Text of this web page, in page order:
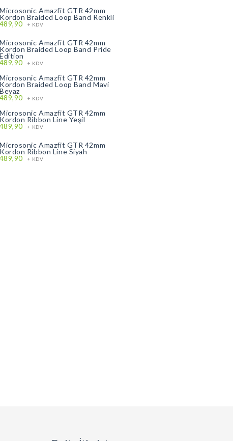
Microsonic Amazfit GTR 42mm
Kordon Braided Loop Band Renkli
489,90 + KDV
Microsonic Amazfit GTR 42mm
Kordon Braided Loop Band Pride
Edition
489,90 + KDV
Microsonic Amazfit GTR 42mm
Kordon Braided Loop Band Mavi
Beyaz
489,90 + KDV
Microsonic Amazfit GTR 42mm
Kordon Ribbon Line Yeşil
489,90 + KDV
Microsonic Amazfit GTR 42mm
Kordon Ribbon Line Siyah
489,90 + KDV